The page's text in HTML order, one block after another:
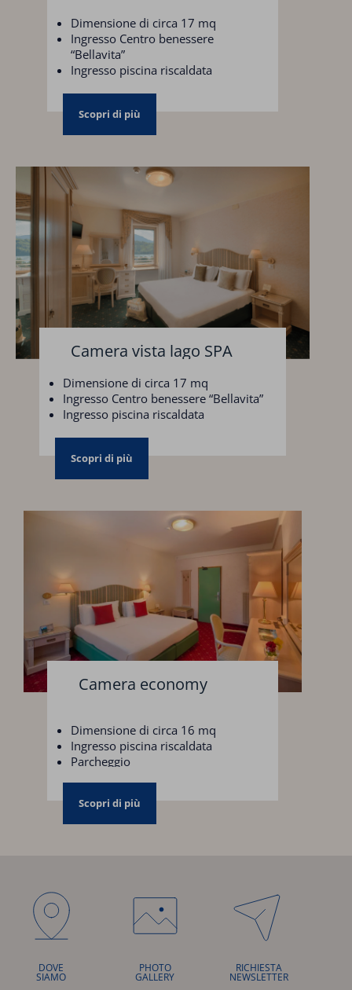
Dimensione di circa 17 mq
Ingresso Centro benessere
“Bellavita”
Ingresso piscina riscaldata
Scopri di più
Camera vista lago SPA
Dimensione di circa 17 mq
Ingresso Centro benessere “Bellavita”
Ingresso piscina riscaldata
Scopri di più
Camera economy
Dimensione di circa 16 mq
Ingresso piscina riscaldata
Parcheggio
Scopri di più
DOVE
SIAMO
PHOTO
GALLERY
RICHIESTA
NEWSLETTER